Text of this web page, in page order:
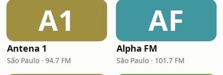
A1
Antena 1
São Paulo · 94.7 FM
AF
Alpha FM
São Paulo · 101.7 FM